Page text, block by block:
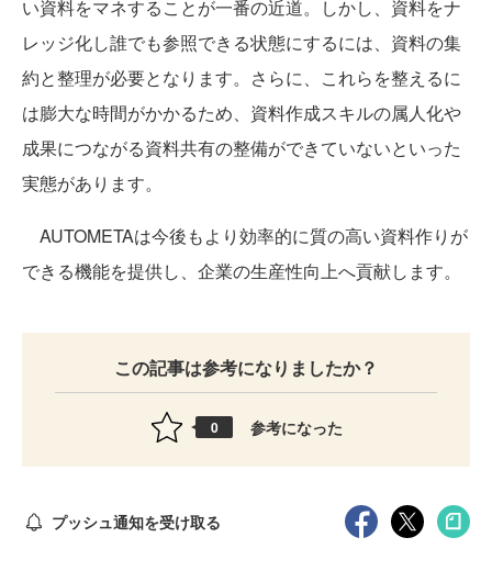
い資料をマネすることが一番の近道。しかし、資料をナ
レッジ化し誰でも参照できる状態にするには、資料の集
約と整理が必要となります。さらに、これらを整えるに
は膨大な時間がかかるため、資料作成スキルの属人化や
成果につながる資料共有の整備ができていないといった
実態があります。
AUTOMETAは今後もより効率的に質の高い資料作りが
できる機能を提供し、企業の生産性向上へ貢献します。
この記事は参考になりましたか？
0 参考になった
プッシュ通知を受け取る